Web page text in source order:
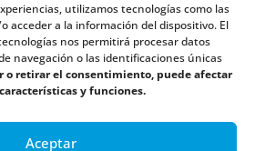
utilizamos tecnologías como las
acceder a la información del dispositivo. El
nos permitirá procesar datos
navegación o las identificaciones únicas
o retirar el consentimiento, puede afectar
y funciones.
Aceptar
Información
Aviso legal
de cookies
de privacidad